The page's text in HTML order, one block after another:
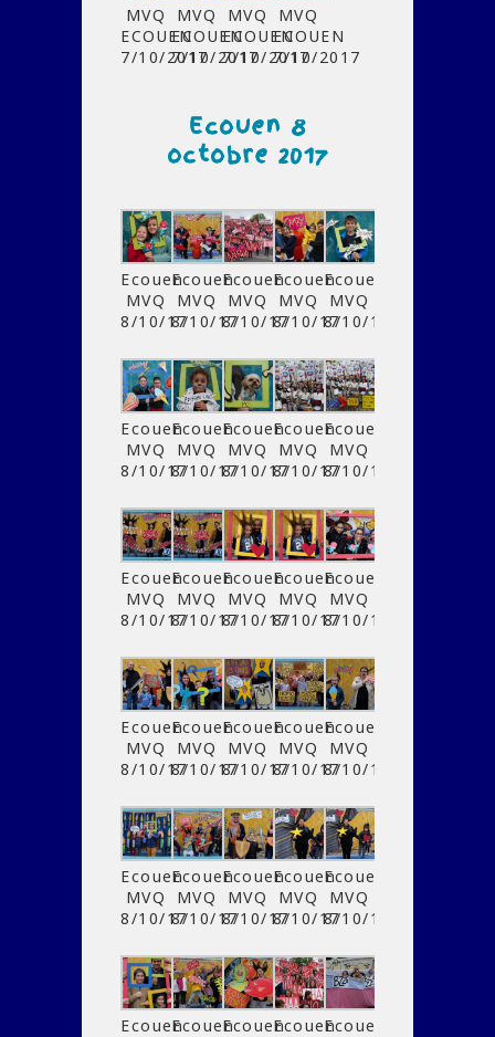
MVQ
ECOUEN
7/10/2017
MVQ
ECOUEN
7/10/2017
MVQ
ECOUEN
7/10/2017
MVQ
ECOUEN
7/10/2017
Ecouen 8
octobre 2017
Ecouen
MVQ
8/10/17
Ecouen
MVQ
8/10/17
Ecouen
MVQ
8/10/17
Ecouen
MVQ
8/10/17
Ecouen
MVQ
8/10/17
Ecouen
MVQ
8/10/17
Ecouen
MVQ
8/10/17
Ecouen
MVQ
8/10/17
Ecouen
MVQ
8/10/17
Ecouen
MVQ
8/10/17
Ecouen
MVQ
8/10/17
Ecouen
MVQ
8/10/17
Ecouen
MVQ
8/10/17
Ecouen
MVQ
8/10/17
Ecouen
MVQ
8/10/17
Ecouen
MVQ
8/10/17
Ecouen
MVQ
8/10/17
Ecouen
MVQ
8/10/17
Ecouen
MVQ
8/10/17
Ecouen
MVQ
8/10/17
Ecouen
MVQ
8/10/17
Ecouen
MVQ
8/10/17
Ecouen
MVQ
8/10/17
Ecouen
MVQ
8/10/17
Ecouen
MVQ
8/10/17
EcouenEcouenEcouenEcouenEcouen